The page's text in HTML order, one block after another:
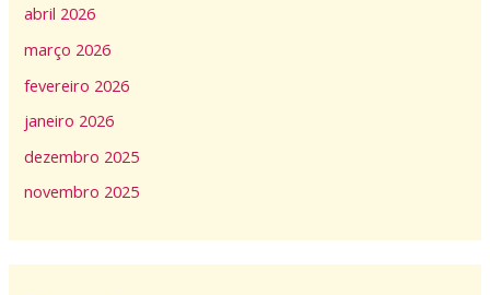
abril 2026
março 2026
fevereiro 2026
janeiro 2026
dezembro 2025
novembro 2025